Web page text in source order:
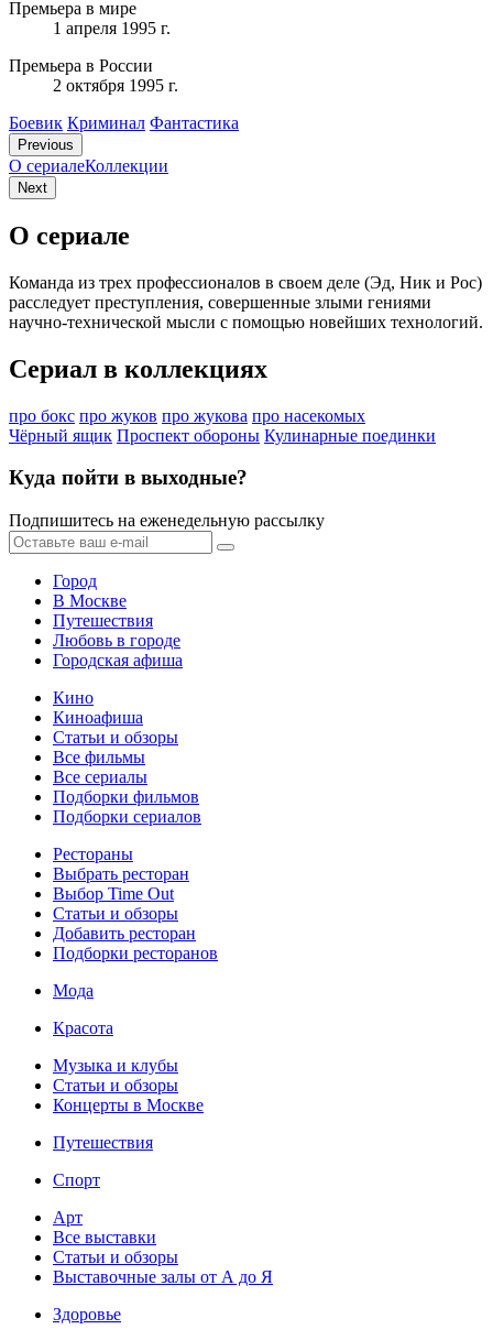
Премьера в мире
1 апреля 1995 г.
Премьера в России
2 октября 1995 г.
Боевик Криминал Фантастика
Previous
О сериалеКоллекции
Next
О сериале
Команда из трех профессионалов в своем деле (Эд, Ник и Рос)
расследует преступления, совершенные злыми гениями
научно-технической мысли с помощью новейших технологий.
Сериал в коллекциях
про бокс про жуков про жукова про насекомых
Чёрный ящик Проспект обороны Кулинарные поединки
Куда пойти в выходные?
Подпишитесь на еженедельную рассылку
Город
В Москве
Путешествия
Любовь в городе
Городская афиша
Кино
Киноафиша
Статьи и обзоры
Все фильмы
Все сериалы
Подборки фильмов
Подборки сериалов
Рестораны
Выбрать ресторан
Выбор Time Out
Статьи и обзоры
Добавить ресторан
Подборки ресторанов
Мода
Красота
Музыка и клубы
Статьи и обзоры
Концерты в Москве
Путешествия
Спорт
Арт
Все выставки
Статьи и обзоры
Выставочные залы от А до Я
Здоровье